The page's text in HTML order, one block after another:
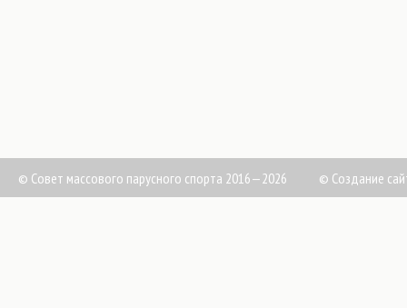
© Совет массового парусного спорта 2016—2026 © Создание